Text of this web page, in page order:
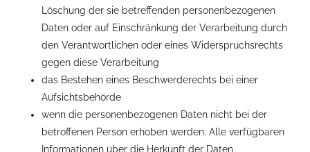
Löschung der sie betreffenden personenbezogenen
Daten oder auf Einschränkung der Verarbeitung durch
den Verantwortlichen oder eines Widerspruchsrechts
gegen diese Verarbeitung
das Bestehen eines Beschwerderechts bei einer
Aufsichtsbehörde
wenn die personenbezogenen Daten nicht bei der
betroffenen Person erhoben werden: Alle verfügbaren
Informationen über die Herkunft der Daten